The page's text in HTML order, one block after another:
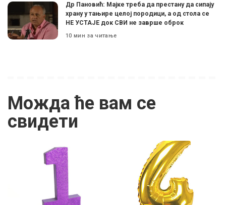
Др Пановић: Мајке треба да престану да сипају
храну у тањире целој породици, а од стола се
НЕ УСТАЈЕ док СВИ не заврше оброк
10 мин за читање
Можда ће вам се
свидети